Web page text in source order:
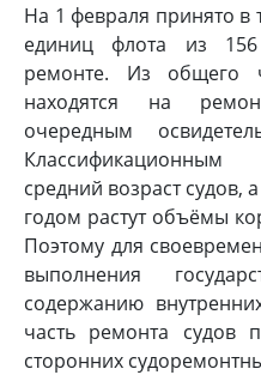
На 1 февраля принято в
единиц флота из
ремонте. Из общего
находятся на
очередным
средний возраст судов,
годом растут объёмы
Поэтому для
выполнения
содержанию
часть ремонта судов
сторонних